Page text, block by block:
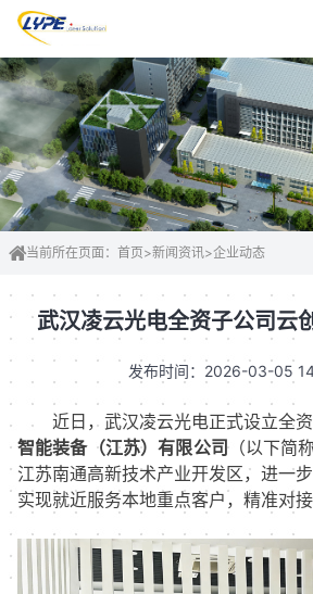
当前所在页面： 首页>新闻资讯>企业动态
武汉凌云光电全资子公司云
发布时间：2026-03-05
近日，武汉凌云光电正式设立全
智能装备（江苏）有限公司（以下简
江苏南通高新技术产业开发区，进一
实现就近服务本地重点客户，精准对接